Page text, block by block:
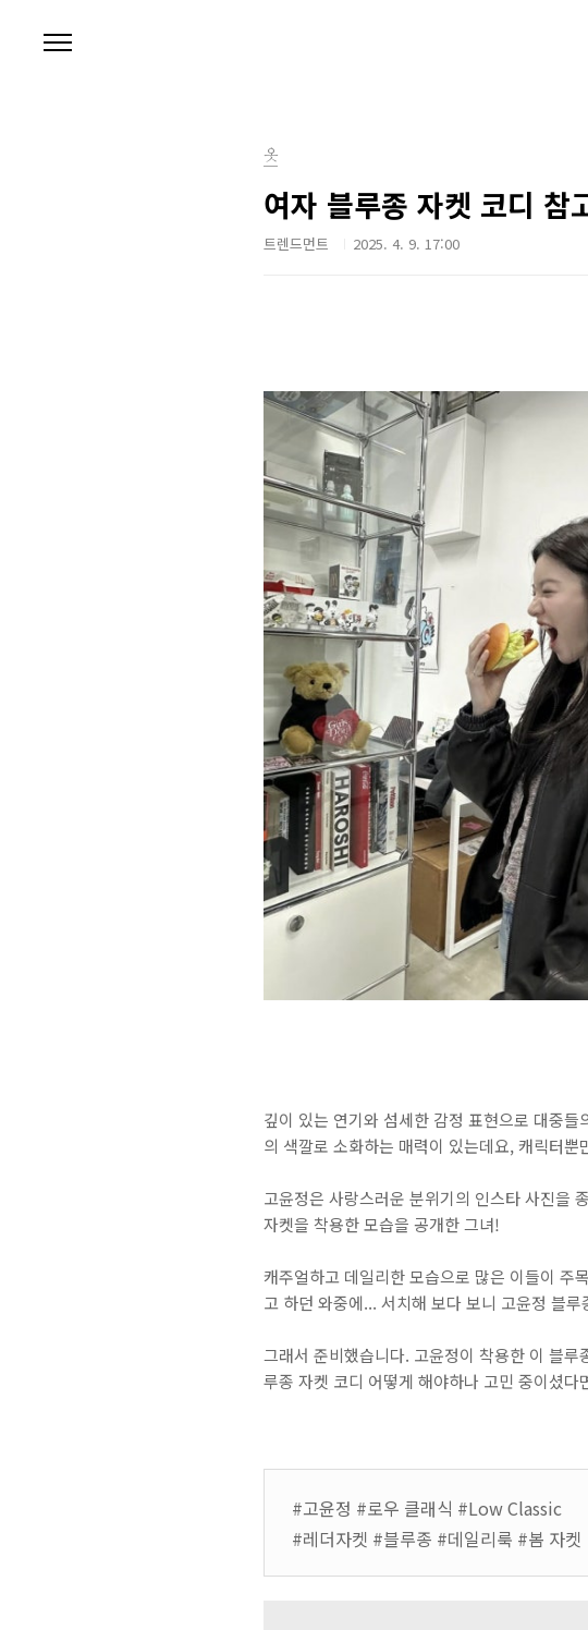
옷
여자 블루종 자켓 코디 참
트렌드먼트 2025. 4. 9. 17:00
깊이 있는 연기와 섬세한 감정 표현으로 대중
의 색깔로 소화하는 매력이 있는데요, 캐릭터
고윤정은 사랑스러운 분위기의 인스타 사진을
자켓을 착용한 모습을 공개한 그녀!
캐주얼하고 데일리한 모습으로 많은 이들이 주
고 하던 와중에... 서치해 보다 보니 고윤정 블
그래서 준비했습니다. 고윤정이 착용한 이 블
루종 자켓 코디 어떻게 해야하나 고민 중이셨
#고윤정 #로우 클래식 #Low Classic
#레더자켓 #블루종 #데일리룩 #봄 자켓